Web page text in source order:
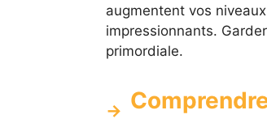
augmentent vos
impressionnants.
primordiale.